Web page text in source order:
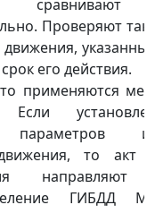
сравнивают
Проверяют
его действия.
применяются
Если
параметров
то акт
направляют
ГИБДД